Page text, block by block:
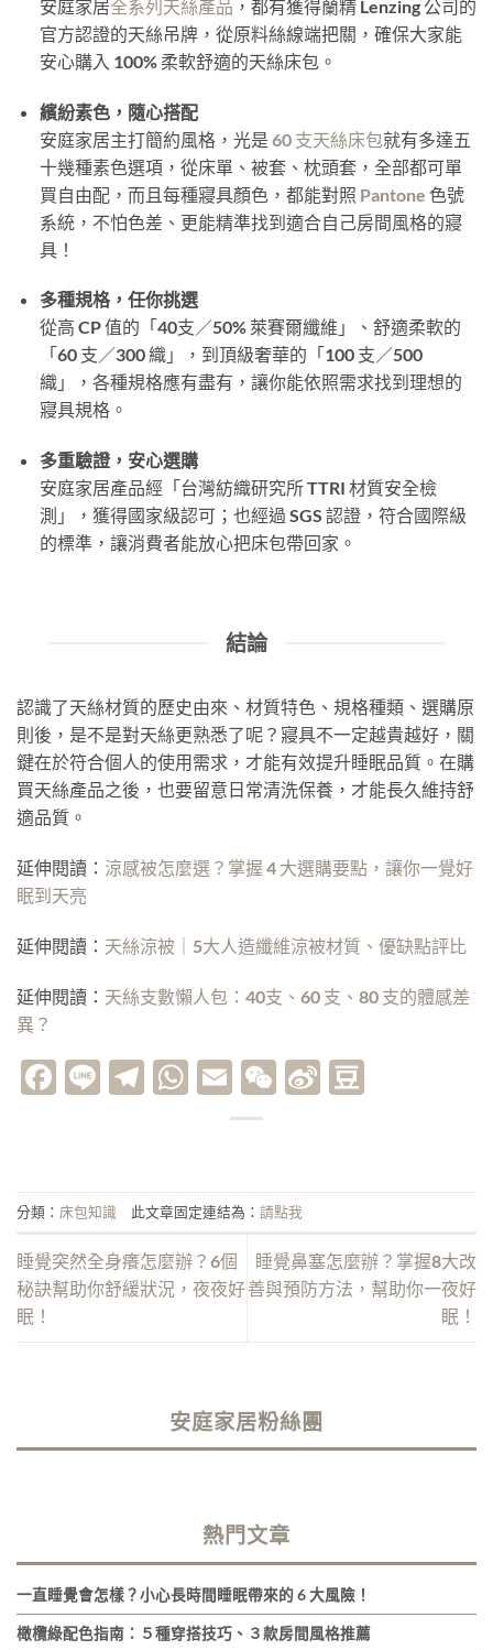
安庭家居全系列天絲產品 ，都有獲得蘭精 Lenzing 公司的
官方認證的天絲吊牌，從原料絲線端把關，確保大家能
安心購入 100% 柔軟舒適的天絲床包。
繽紛素色，隨心搭配
安庭家居主打簡約風格，光是 60 支天絲床包就有多達五
十幾種素色選項，從床單、被套、枕頭套，全部都可單
買自由配，而且每種寢具顏色，都能對照 Pantone 色號
系統，不怕色差、更能精準找到適合自己房間風格的寢
具！
多種規格，任你挑選
從高 CP 值的「40支／50% 萊賽爾纖維」、舒適柔軟的
「60 支／300 織」，到頂級奢華的「100 支／500
織」，各種規格應有盡有，讓你能依照需求找到理想的
寢具規格。
多重驗證，安心選購
安庭家居產品經「台灣紡織研究所 TTRI 材質安全檢
測」，獲得國家級認可；也經過 SGS 認證，符合國際級
的標準，讓消費者能放心把床包帶回家。
結論
認識了天絲材質的歷史由來、材質特色、規格種類、選購原
則後，是不是對天絲更熟悉了呢？寢具不一定越貴越好，關
鍵在於符合個人的使用需求，才能有效提升睡眠品質。在購
買天絲產品之後，也要留意日常清洗保養，才能長久維持舒
適品質。
延伸閱讀： 涼感被怎麼選？掌握 4 大選購要點，讓你一覺好
眠到天亮
延伸閱讀： 天絲涼被｜5大人造纖維涼被材質、優缺點評比
延伸閱讀： 天絲支數懶人包：40支、60 支、80 支的體感差
異？
Facebook
LineTelegram
WhatsApp
EmailWeChat
Sina
分類： 床包知識 此文章固定連結為： 請點我
睡覺突然全身癢怎麼辦？6個
秘訣幫助你舒緩狀況，夜夜好
眠！
睡覺鼻塞怎麼辦？掌握8大改
善與預防方法，幫助你一夜好
眠！
安庭家居粉絲團
熱門文章
一直睡覺會怎樣？小心長時間睡眠帶來的 6 大風險！
橄欖綠配色指南：５種穿搭技巧、３款房間風格推薦